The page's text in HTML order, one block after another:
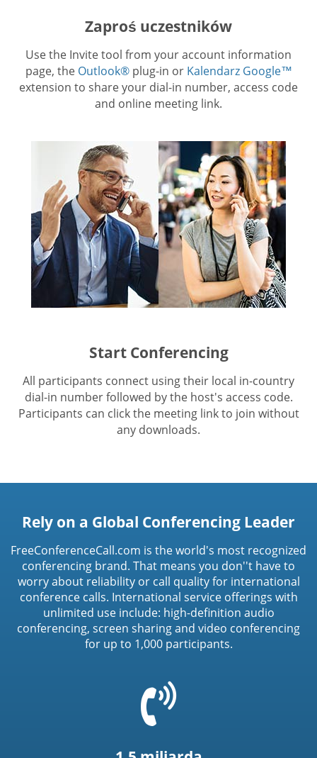
Zaproś uczestników
Use the Invite tool from your account information
page, the Outlook®plug-in or Kalendarz Google™
extension to share your dial-in number, access code
and online meeting link.
Start Conferencing
All participants connect using their local in-country
dial-in number followed by the host's access code.
Participants can click the meeting link to join without
any downloads.
Rely on a Global Conferencing Leader
FreeConferenceCall.com is the world's most recognized
conferencing brand. That means you don''t have to
worry about reliability or call quality for international
conference calls. International service offerings with
unlimited use include: high-definition audio
conferencing, screen sharing and video conferencing
for up to 1,000 participants.
t('common.phone_icon')